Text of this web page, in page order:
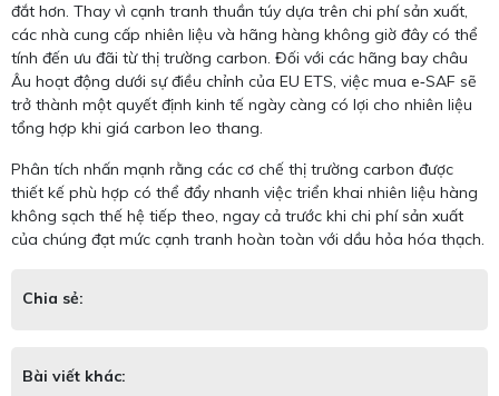
đắt hơn. Thay vì cạnh tranh thuần túy dựa trên chi phí sản xuất,
các nhà cung cấp nhiên liệu và hãng hàng không giờ đây có thể
tính đến ưu đãi từ thị trường carbon. Đối với các hãng bay châu
Âu hoạt động dưới sự điều chỉnh của EU ETS, việc mua e‑SAF sẽ
trở thành một quyết định kinh tế ngày càng có lợi cho nhiên liệu
tổng hợp khi giá carbon leo thang.
Phân tích nhấn mạnh rằng các cơ chế thị trường carbon được
thiết kế phù hợp có thể đẩy nhanh việc triển khai nhiên liệu hàng
không sạch thế hệ tiếp theo, ngay cả trước khi chi phí sản xuất
của chúng đạt mức cạnh tranh hoàn toàn với dầu hỏa hóa thạch.
Chia sẻ:
Bài viết khác: